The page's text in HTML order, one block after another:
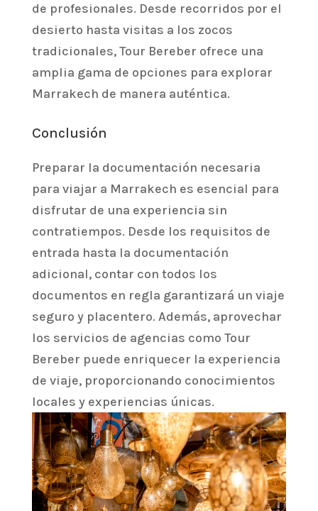
de profesionales. Desde recorridos por el
desierto hasta visitas a los zocos
tradicionales, Tour Bereber ofrece una
amplia gama de opciones para explorar
Marrakech de manera auténtica.
Conclusión
Preparar la documentación necesaria
para viajar a Marrakech es esencial para
disfrutar de una experiencia sin
contratiempos. Desde los requisitos de
entrada hasta la documentación
adicional, contar con todos los
documentos en regla garantizará un viaje
seguro y placentero. Además, aprovechar
los servicios de agencias como Tour
Bereber puede enriquecer la experiencia
de viaje, proporcionando conocimientos
locales y experiencias únicas.